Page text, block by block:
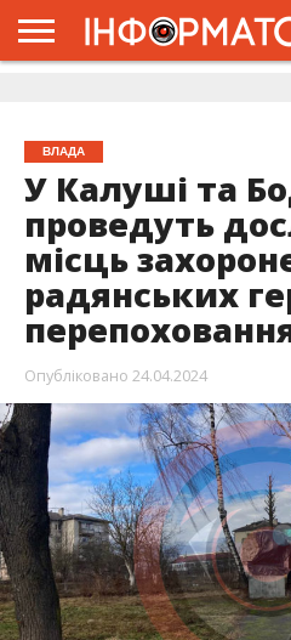
ВЛАДА
У Калуші та
проведуть
місць
радянських
Опубліковано 24.04.2024